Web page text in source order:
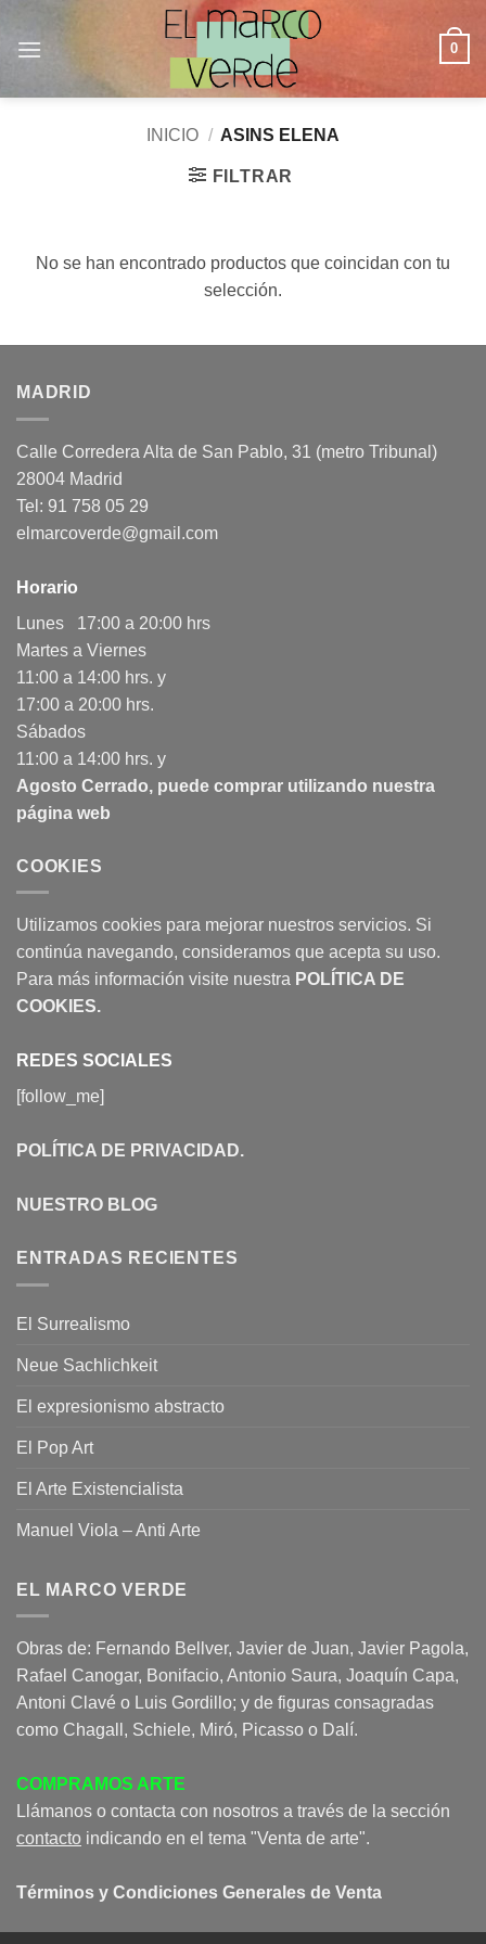
0
INICIO / ASINS ELENA
FILTRAR
No se han encontrado productos que coincidan con tu
selección.
MADRID
Calle Corredera Alta de San Pablo, 31 (metro Tribunal)
28004 Madrid
Tel: 91 758 05 29
elmarcoverde@gmail.com
Horario
Lunes 17:00 a 20:00 hrs
Martes a Viernes
11:00 a 14:00 hrs. y
17:00 a 20:00 hrs.
Sábados
11:00 a 14:00 hrs. y
Agosto Cerrado, puede comprar utilizando nuestra
página web
COOKIES
Utilizamos cookies para mejorar nuestros servicios. Si
continúa navegando, consideramos que acepta su uso.
Para más información visite nuestra POLÍTICA DE
COOKIES.
REDES SOCIALES
[follow_me]
POLÍTICA DE PRIVACIDAD.
NUESTRO BLOG
ENTRADAS RECIENTES
El Surrealismo
Neue Sachlichkeit
El expresionismo abstracto
El Pop Art
El Arte Existencialista
Manuel Viola – Anti Arte
EL MARCO VERDE
Obras de: Fernando Bellver, Javier de Juan, Javier Pagola,
Rafael Canogar, Bonifacio, Antonio Saura, Joaquín Capa,
Antoni Clavé o Luis Gordillo; y de figuras consagradas
como Chagall, Schiele, Miró, Picasso o Dalí.
COMPRAMOS ARTE
Llámanos o contacta con nosotros a través de la sección
contacto indicando en el tema "Venta de arte".
Términos y Condiciones Generales de Venta